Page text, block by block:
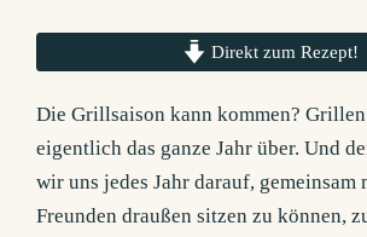
Direkt zum Rezept!
Die Grillsaison kann kommen?
eigentlich das ganze Jahr über. Und
wir uns jedes Jahr darauf, gemeinsam
Freunden draußen sitzen zu können,